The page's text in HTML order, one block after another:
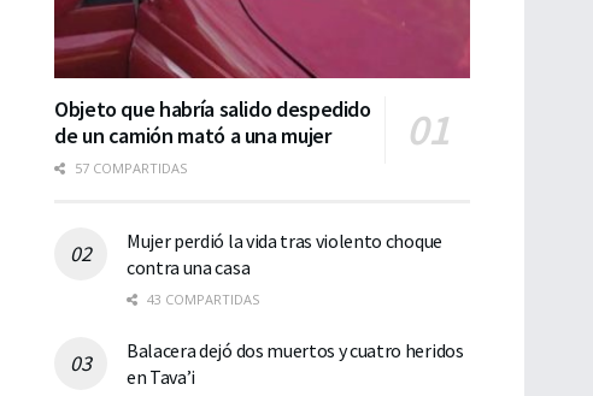
Objeto que habría salido despedido
de un camión mató a una mujer
57 COMPARTIDAS
Mujer perdió la vida tras violento choque
contra una casa
43 COMPARTIDAS
Balacera dejó dos muertos y cuatro heridos
en Tava’i